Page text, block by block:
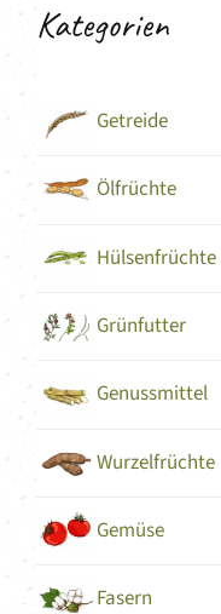
Kategorien
Getreide
Ölfrüchte
Hülsenfrüchte
Grünfutter
Genussmittel
Wurzelfrüchte
Gemüse
Fasern